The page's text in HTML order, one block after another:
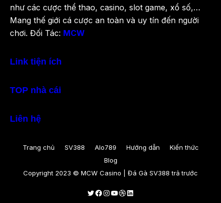
như các cược thể thao, casino, slot game, xổ số,…
Mang thế giới cá cược an toàn và uy tín đến người
chơi. Đối Tác: MCW
Link tiện ích
TOP nhà cái
Liên hệ
Trang chủ SV388 Alo789 Hướng dẫn
Kiến thức
Blog
Copyright 2023 © MCW Casino | Đá Gà SV388 trả trước
Twitter
Facebook
Instagram
Youtube
Dribbble
LinkedIn